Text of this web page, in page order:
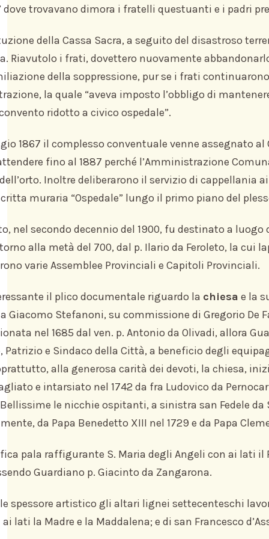
dove trovavano dimora i fratelli questuanti e i padri
della Cassa Sacra, a seguito del disastroso
Riavutolo i frati, dovettero nuovamente
della soppressione, pur se i frati
la quale “aveva imposto l’obbligo di
ridotto a civico ospedale”.
1867 il complesso conventuale venne assegnato
fino al 1887 perché l’Amministrazione
Inoltre deliberarono il servizio di
muraria “Ospedale” lungo il primo piano del
nel secondo decennio del 1900, fu destinato a
alla metà del 700, dal p. Ilario da Feroleto, la cui
varie Assemblee Provinciali e Capitoli Provinciali.
il plico documentale riguardo la chiesa e la
Giacomo Stefanoni, su commissione di Gregorio De
nel 1685 dal ven. p. Antonio da Olivadi, allora
Patrizio e Sindaco della Città, a beneficio degli
alla generosa carità dei devoti, la chiesa,
e intarsiato nel 1742 da fra Ludovico da
le nicchie ospitanti, a sinistra san Fedele
da Papa Benedetto XIII nel 1729 e da Papa
pala raffigurante S. Maria degli Angeli con ai lati il
Guardiano p. Giacinto da Zangarona.
spessore artistico gli altari lignei settecenteschi
lati la Madre e la Maddalena; e di san Francesco